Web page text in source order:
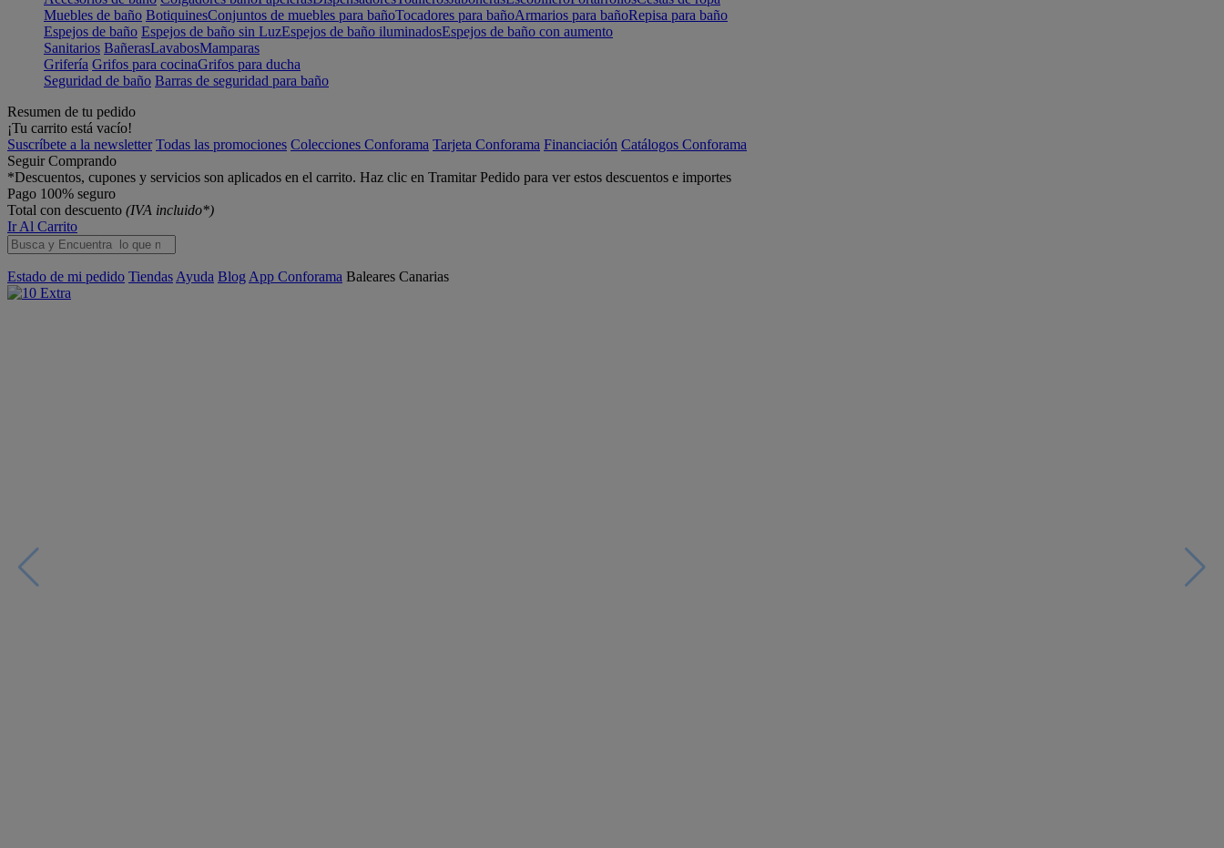
Muebles de baño BotiquinesConjuntos de muebles para bañoTocadores para bañoArmarios para bañoRepisa para baño
Espejos de baño Espejos de baño sin LuzEspejos de baño iluminadosEspejos de baño con aumento
Sanitarios BañerasLavabosMamparas
Grifería Grifos para cocinaGrifos para ducha
Seguridad de baño Barras de seguridad para baño
Resumen de tu pedido
¡Tu carrito está vacío!
Suscríbete a la newsletter Todas las promociones Colecciones Conforama Tarjeta Conforama Financiación Catálogos Conforama
Seguir Comprando
*Descuentos, cupones y servicios son aplicados en el carrito. Haz clic en Tramitar Pedido para ver estos descuentos e importes
Pago 100% seguro
Total con descuento (IVA incluido*)
Ir Al Carrito
Estado de mi pedido Tiendas Ayuda Blog App Conforama Baleares Canarias